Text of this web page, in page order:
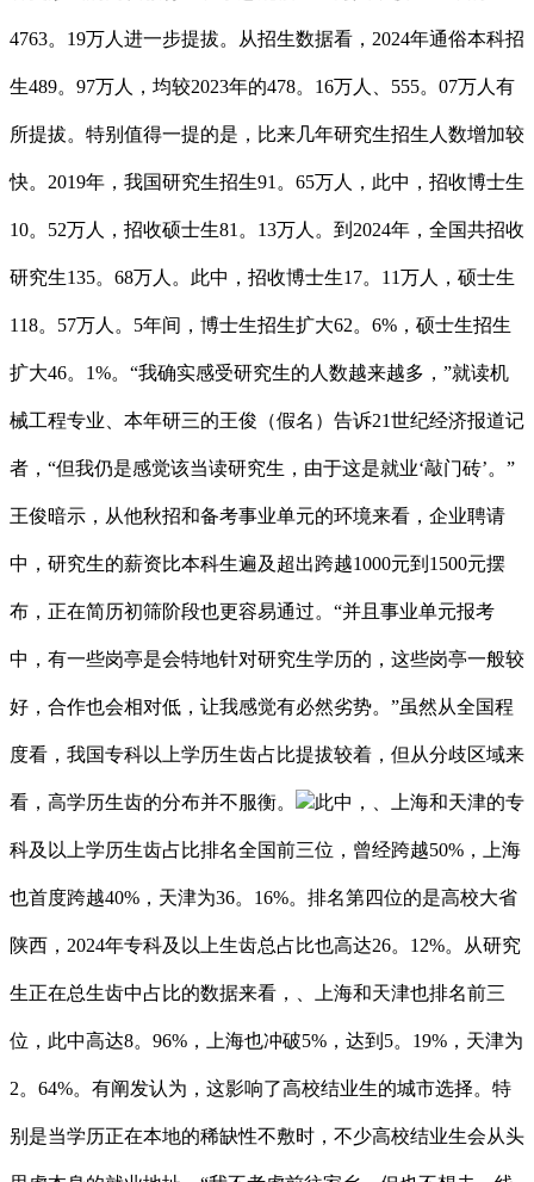
4763。19万人进一步提拔。从招生数据看，2024年通俗本科招
生489。97万人，均较2023年的478。16万人、555。07万人有
所提拔。特别值得一提的是，比来几年研究生招生人数增加较
快。2019年，我国研究生招生91。65万人，此中，招收博士生
10。52万人，招收硕士生81。13万人。到2024年，全国共招收
研究生135。68万人。此中，招收博士生17。11万人，硕士生
118。57万人。5年间，博士生招生扩大62。6%，硕士生招生
扩大46。1%。“我确实感受研究生的人数越来越多，”就读机
械工程专业、本年研三的王俊（假名）告诉21世纪经济报道记
者，“但我仍是感觉该当读研究生，由于这是就业‘敲门砖’。”
王俊暗示，从他秋招和备考事业单元的环境来看，企业聘请
中，研究生的薪资比本科生遍及超出跨越1000元到1500元摆
布，正在简历初筛阶段也更容易通过。“并且事业单元报考
中，有一些岗亭是会特地针对研究生学历的，这些岗亭一般较
好，合作也会相对低，让我感觉有必然劣势。”虽然从全国程
度看，我国专科以上学历生齿占比提拔较着，但从分歧区域来
看，高学历生齿的分布并不服衡。 此中，、上海和天津的专
科及以上学历生齿占比排名全国前三位，曾经跨越50%，上海
也首度跨越40%，天津为36。16%。排名第四位的是高校大省
陕西，2024年专科及以上生齿总占比也高达26。12%。从研究
生正在总生齿中占比的数据来看，、上海和天津也排名前三
位，此中高达8。96%，上海也冲破5%，达到5。19%，天津为
2。64%。有阐发认为，这影响了高校结业生的城市选择。特
别是当学历正在本地的稀缺性不敷时，不少高校结业生会从头